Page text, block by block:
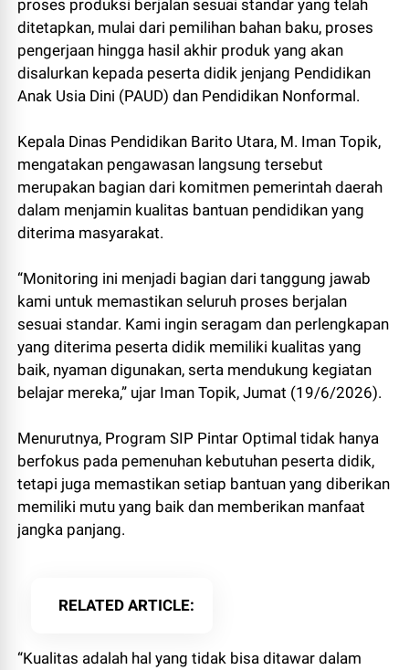
proses produksi berjalan sesuai standar yang telah
ditetapkan, mulai dari pemilihan bahan baku, proses
pengerjaan hingga hasil akhir produk yang akan
disalurkan kepada peserta didik jenjang Pendidikan
Anak Usia Dini (PAUD) dan Pendidikan Nonformal.
Kepala Dinas Pendidikan Barito Utara, M. Iman Topik,
mengatakan pengawasan langsung tersebut
merupakan bagian dari komitmen pemerintah daerah
dalam menjamin kualitas bantuan pendidikan yang
diterima masyarakat.
“Monitoring ini menjadi bagian dari tanggung jawab
kami untuk memastikan seluruh proses berjalan
sesuai standar. Kami ingin seragam dan perlengkapan
yang diterima peserta didik memiliki kualitas yang
baik, nyaman digunakan, serta mendukung kegiatan
belajar mereka,” ujar Iman Topik, Jumat (19/6/2026).
Menurutnya, Program SIP Pintar Optimal tidak hanya
berfokus pada pemenuhan kebutuhan peserta didik,
tetapi juga memastikan setiap bantuan yang diberikan
memiliki mutu yang baik dan memberikan manfaat
jangka panjang.
RELATED ARTICLE
“Kualitas adalah hal yang tidak bisa ditawar dalam